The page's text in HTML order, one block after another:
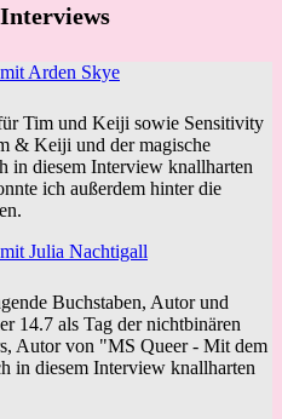
Arden Skye
Tim und Keiji sowie Sensitivity
& Keiji und der magische
in diesem Interview knallharten
ich außerdem hinter die
Julia Nachtigall
Buchstaben, Autor und
14.7 als Tag der nichtbinären
Autor von "MS Queer - Mit dem
in diesem Interview knallharten